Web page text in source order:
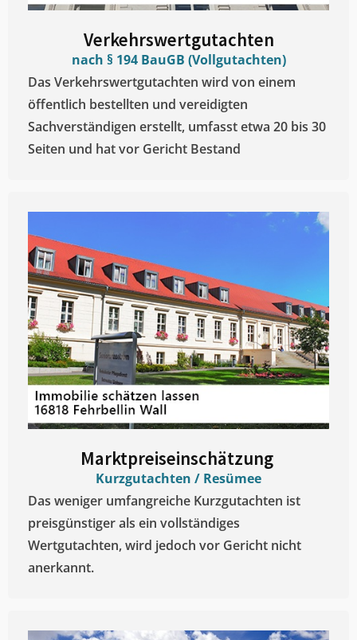
Verkehrswertgutachten
nach § 194 BauGB (Vollgutachten)
Das Verkehrswertgutachten wird von einem
öffentlich bestellten und vereidigten
Sachverständigen erstellt, umfasst etwa 20 bis 30
Seiten und hat vor Gericht Bestand
Marktpreiseinschätzung ​
Kurzgutachten / Resümee
Das weniger umfangreiche Kurzgutachten ist
preisgünstiger als ein vollständiges
Wertgutachten, wird jedoch vor Gericht nicht
anerkannt.